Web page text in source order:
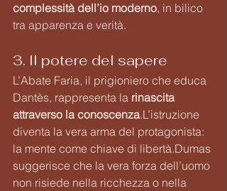
complessità dell’io moderno, in bilico
tra apparenza e verità.
3. Il potere del sapere
L’Abate Faria, il prigioniero che educa
Dantès, rappresenta la rinascita
attraverso la conoscenza.L’istruzione
diventa la vera arma del protagonista:
la mente come chiave di libertà.Dumas
suggerisce che la vera forza dell’uomo
non risiede nella ricchezza o nella